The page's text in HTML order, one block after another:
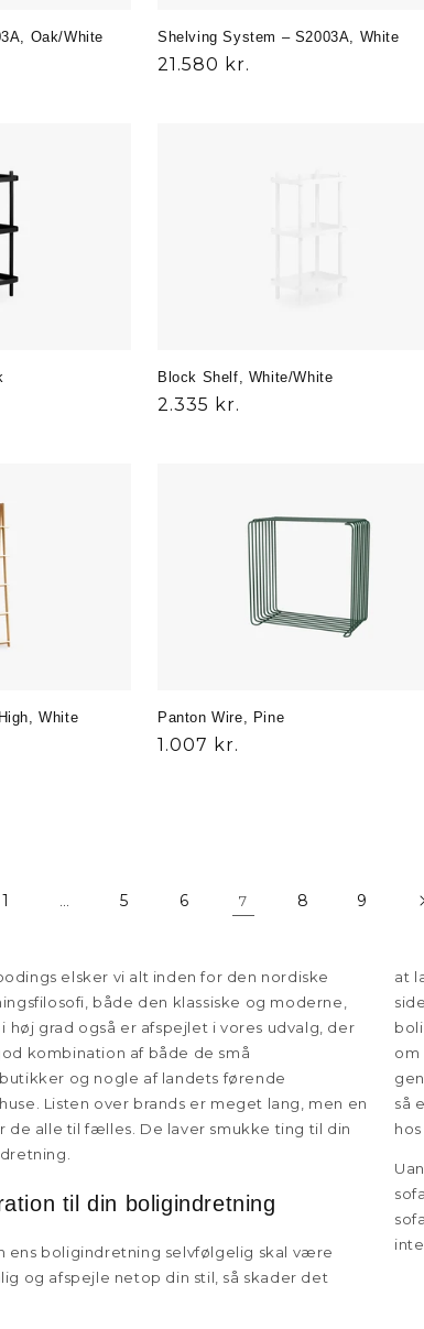
Oak/White Shelving System – S2003A, White
Normalpris
21.580 kr.
Block Shelf, White/White
Udsalgspris
2.335 kr.
White Panton Wire, Pine
Normalpris
1.007 kr.
1 5 6 7 8 9
elsker vi alt inden for den nordiske
både den klassiske og moderne,
høj grad også er afspejlet i vores udvalg, der
kombination af både de små
og nogle af landets førende
Listen over brands er meget lang, men en
de alle til fælles. De laver smukke ting til din
til din boligindretning
ens boligindretning selvfølgelig skal være
og afspejle netop din stil, så skader det
at
om
så